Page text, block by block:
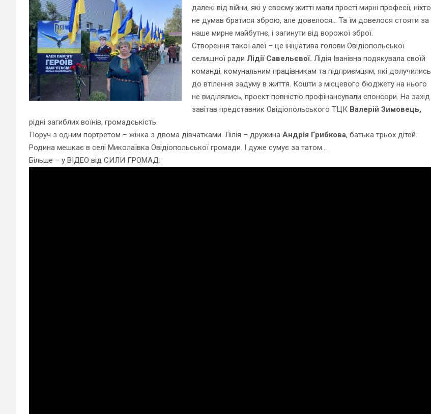
далекі від війни, які у своєму житті мали прості мирні професії, ніхто
не думав братися зброю, але довелося… Та їм довелося стояти за
наше мирне майбутнє, і загинути від ворожої зброї.
Створення такої алеї – це ініціатива голови Овідіопольської
селищної ради Лідії Савельєвої. Лідія Іванівна подякувала своїй
команді, комунальним працівникам та підприємцям, які долучились
до втілення задуму в життя. Кошти з місцевого бюджету на нього
не виділялись, проект повністю профінансували спонсори. На захід
завітав представник Овідіопольського ТЦК Валерій Зимовець,
рідні загиблих воїнів, громадськість.
Поруч з одним портретом – жінка з двома дівчатками. Лілія – дружина Андрія Грибкова, батька трьох дітей.
Родина мешкає в селі Миколаївка Овідіопольської громади. І дуже сумує за татом…
Більше – у ВІДЕО від СИЛИ ГРОМАД: